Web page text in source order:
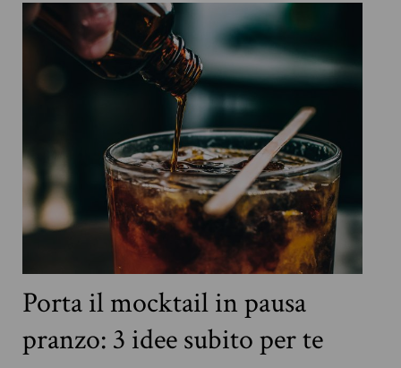
Porta il mocktail in pausa
pranzo: 3 idee subito per te